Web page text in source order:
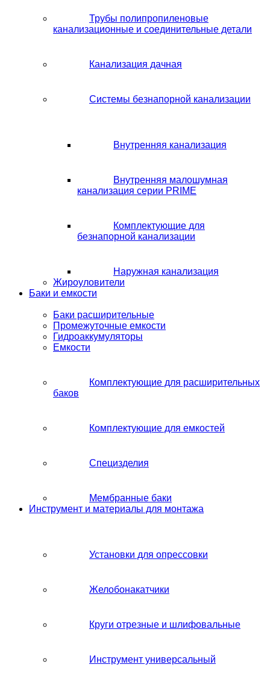
Трубы полипропиленовые
канализационные и соединительные детали
Канализация дачная
Системы безнапорной канализации
Внутренняя канализация
Внутренняя малошумная
канализация серии PRIME
Комплектующие для
безнапорной канализации
Наружная канализация
Жироуловители
Баки и емкости
Баки расширительные
Промежуточные емкости
Гидроаккумуляторы
Емкости
Комплектующие для расширительных
баков
Комплектующие для емкостей
Специзделия
Мембранные баки
Инструмент и материалы для монтажа
Установки для опрессовки
Желобонакатчики
Круги отрезные и шлифовальные
Инструмент универсальный